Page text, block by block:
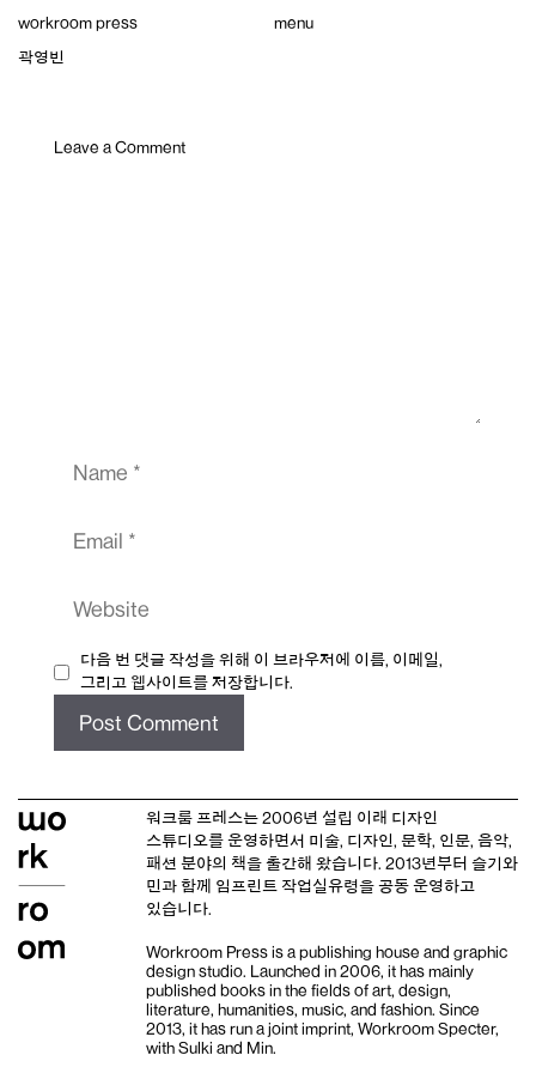
content
workroom press menu
곽영빈
Leave a Comment
다음 번 댓글 작성을 위해 이 브라우저에 이름, 이메일,
그리고 웹사이트를 저장합니다.
워크룸 프레스는 2006년 설립 이래 디자인
스튜디오를 운영하면서 미술, 디자인, 문학, 인문, 음악,
패션 분야의 책을 출간해 왔습니다. 2013년부터 슬기와
민과 함께 임프린트 작업실유령을 공동 운영하고
있습니다.
Workroom Press is a publishing house and graphic
design studio. Launched in 2006, it has mainly
published books in the fields of art, design,
literature, humanities, music, and fashion. Since
2013, it has run a joint imprint, Workroom Specter,
with Sulki and Min.